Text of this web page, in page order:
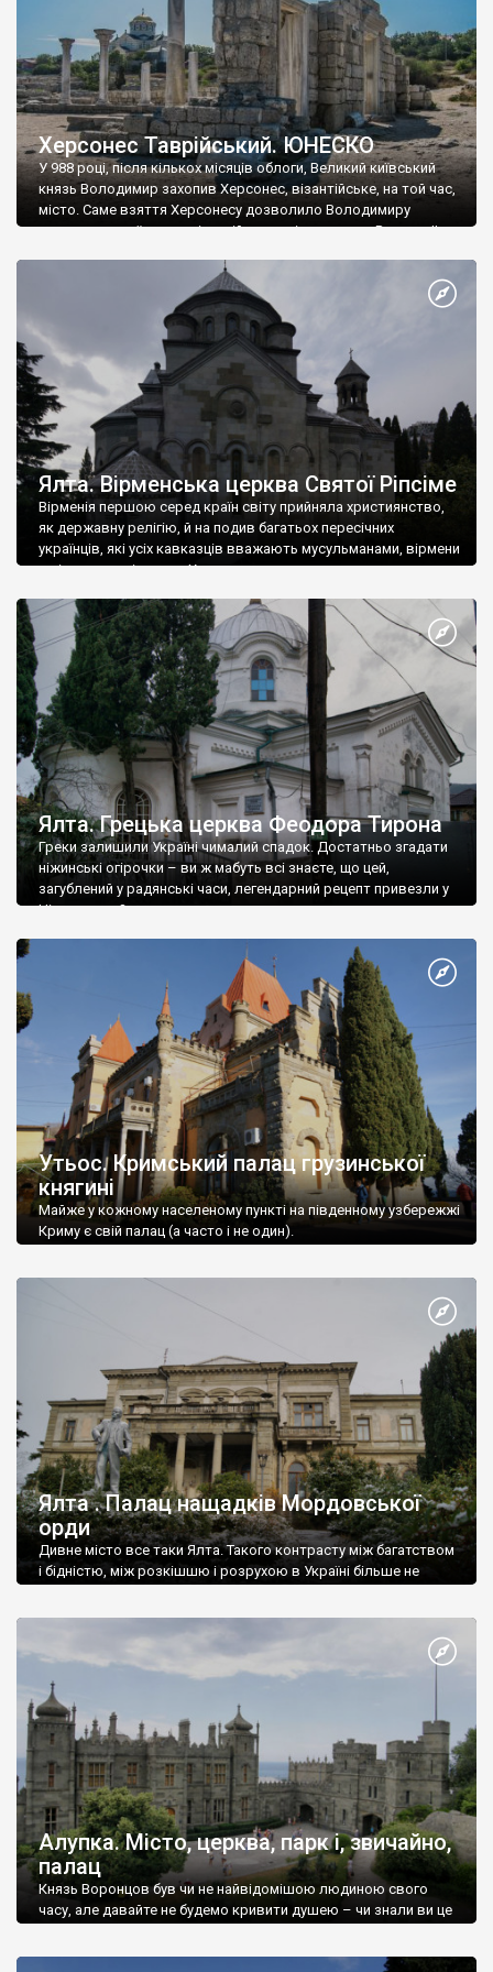
Херсонес Таврійський. ЮНЕСКО
У 988 році, після кількох місяців облоги, Великий київський
князь Володимир захопив Херсонес, візантійське, на той час,
місто. Саме взяття Херсонесу дозволило Володимиру
диктувати свої умови візантійському імператору Василю ІІ, та
Херсонесі Володимир-язичник, став Василем-християнином.
А потім було Хрещення Русі. На честь Херсонесу Таврійського
Ялта. Вірменська церква Святої Ріпсіме
Вірменія першою серед країн світу прийняла християнство,
як державну релігію, й на подив багатьох пересічних
українців, які усіх кавказців вважають мусульманами, вірмени
є відданими вірянами Христа
Ялта. Грецька церква Феодора Тирона
Греки залишили Україні чималий спадок. Достатньо згадати
ніжинські огірочки – ви ж мабуть всі знаєте, що цей,
загублений у радянські часи, легендарний рецепт привезли у
Ніжин греки?
Утьос. Кримський палац грузинської
княгині
Майже у кожному населеному пункті на південному узбережжі
Криму є свій палац (а часто і не один).
Ялта . Палац нащадків Мордовської
орди
Дивне місто все таки Ялта. Такого контрасту між багатством
і бідністю, між розкішшю і розрухою в Україні більше не
Алупка. Місто, церква, парк і, звичайно,
палац
Князь Воронцов був чи не найвідомішою людиною свого
часу, але давайте не будемо кривити душею – чи знали ви це